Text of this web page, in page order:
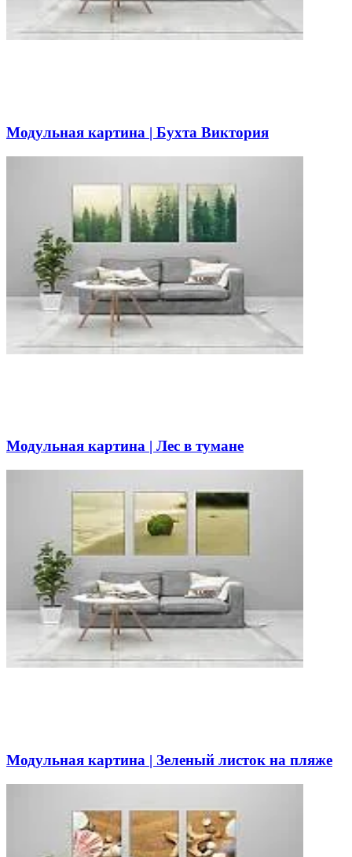
Модульная картина | Бухта Виктория
Модульная картина | Лес в тумане
Модульная картина | Зеленый листок на пляже